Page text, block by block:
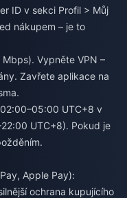
ID v sekci Profil > Můj
nákupem – je to
Vypněte VPN –
Zavřete aplikace na
UTC+8 v
UTC+8). Pokud je
Apple Pay):
ochrana kupujícího